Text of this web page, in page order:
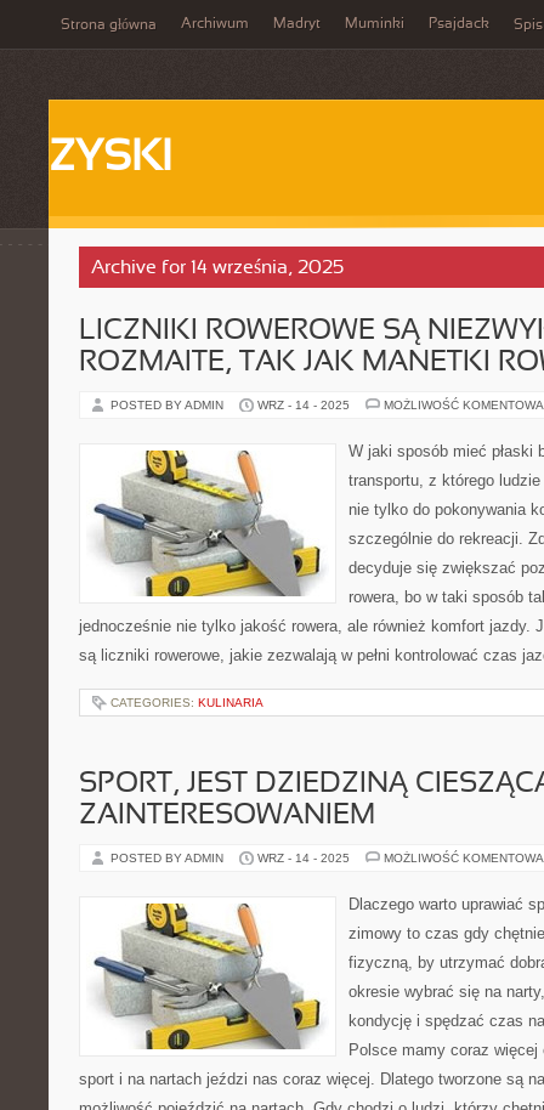
Strona główna Archiwum Madryt Muminki Psajdack Spis
ZYSKI
Archive for 14 września, 2025
LICZNIKI ROWEROWE SĄ
ROZMAITE, TAK JAK MANETKI
POSTED BY ADMIN WRZ - 14 - 2025 MOŻLIWOŚĆ
W jaki sposób mieć płaski
transportu, z którego
nie tylko do pokonywania
szczególnie do rekreacji.
decyduje się zwiększać
rowera, bo w taki sposób
jednocześnie nie tylko jakość rowera, ale również komfort jazdy.
są liczniki rowerowe, jakie zezwalają w pełni kontrolować czas
CATEGORIES: KULINARIA
SPORT, JEST DZIEDZINĄ
ZAINTERESOWANIEM
POSTED BY ADMIN WRZ - 14 - 2025 MOŻLIWOŚĆ
Dlaczego warto uprawiać
zimowy to czas gdy
fizyczną, by utrzymać
okresie wybrać się na
kondycję i spędzać czas
Polsce mamy coraz
sport i na nartach jeździ nas coraz więcej. Dlatego tworzone są